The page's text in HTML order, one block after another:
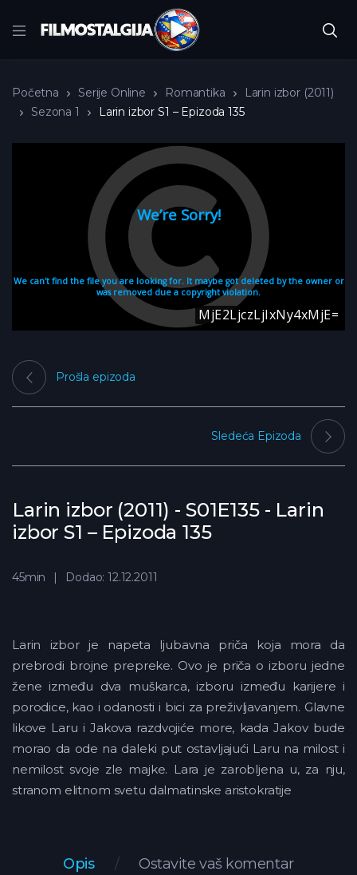
Početna Serije Online Romantika
Larin izbor (2011)
Sezona 1
Larin izbor S1 – Epizoda 135
Larin izbor (2011) - S01E135 - Larin
izbor S1 – Epizoda 135
Prošla epizoda
Sledeća Epizoda
45min Dodao: 12.12.2011
Larin izbor je napeta ljubavna priča koja mora da
prebrodi brojne prepreke. Ovo je priča o izboru jedne
žene između dva muškarca, izboru između karijere i
porodice, kao i odanosti i bici za preživljavanjem. Glavne
likove Laru i Jakova razdvojiće more, kada Jakov bude
morao da ode na daleki put ostavljajući Laru na milost i
nemilost svoje zle majke. Lara je zarobljena u, za nju,
stranom elitnom svetu dalmatinske aristokratije
Opis Ostavite vaš komentar